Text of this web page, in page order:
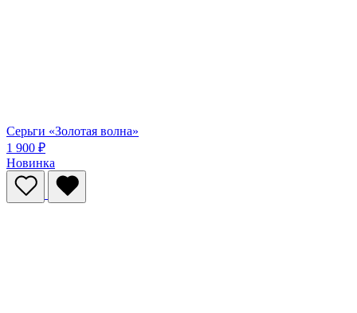
Серьги «Золотая волна»
1 900 ₽
Новинка